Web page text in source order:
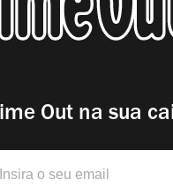
Out na sua